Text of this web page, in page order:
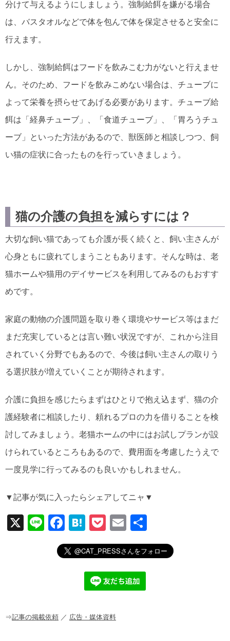
分けて与えるようにしましょう。強制給餌を嫌がる場合
は、バスタオルなどで体を包んで体を保定させると安全に
行えます。
しかし、強制給餌はフードを飲みこむ力がないと行えませ
ん。そのため、フードを飲みこめない場合は、チューブに
よって栄養を摂らせてあげる必要があります。チューブ給
餌は「経鼻チューブ」、「食道チューブ」、「胃ろうチュ
ーブ」といった方法があるので、獣医師と相談しつつ、飼
い猫の症状に合ったものを行っていきましょう。
猫の介護の負担を減らすには？
大切な飼い猫であっても介護が長く続くと、飼い主さんが
心身ともに疲れてしまうこともあります。そんな時は、老
猫ホームや猫用のデイサービスを利用してみるのもおすす
めです。
家庭の動物の介護問題を取り巻く環境やサービス等はまだ
まだ充実しているとは言い難い状況ですが、これから注目
されていく分野でもあるので、今後は飼い主さんの取りう
る選択肢が増えていくことが期待されます。
介護に負担を感じたらまずはひとりで抱え込まず、猫の介
護経験者に相談したり、頼れるプロの力を借りることを検
討してみましょう。老猫ホームの中にはお試しプランが設
けられているところもあるので、費用面を考慮したうえで
一度見学に行ってみるのも良いかもしれません。
▼記事が気に入ったらシェアしてニャ▼
X
Li
F
a
c
o
H
at
e
n
a
P
o
ck
et
E
m
ail
有
⇒記事の掲載依頼 ／ 広告・媒体資料